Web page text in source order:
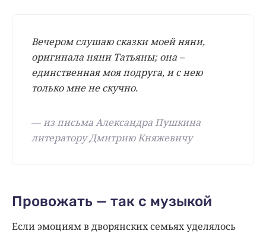
Вечером слушаю сказки моей няни,
оригинала няни Татьяны; она –
единственная моя подруга, и с нею
только мне не скучно.
— из письма Александра Пушкина
литератору Дмитрию Княжевичу
Провожать — так с музыкой
Если эмоциям в дворянских семьях уделялось